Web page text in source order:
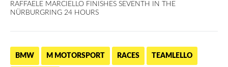
RAFFAELE MARCIELLO FINISHES SEVENTH IN THE
NÜRBURGRING 24 HOURS
BMW M MOTORSPORT RACES TEAMLELLO